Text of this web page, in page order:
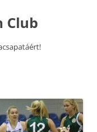
Club